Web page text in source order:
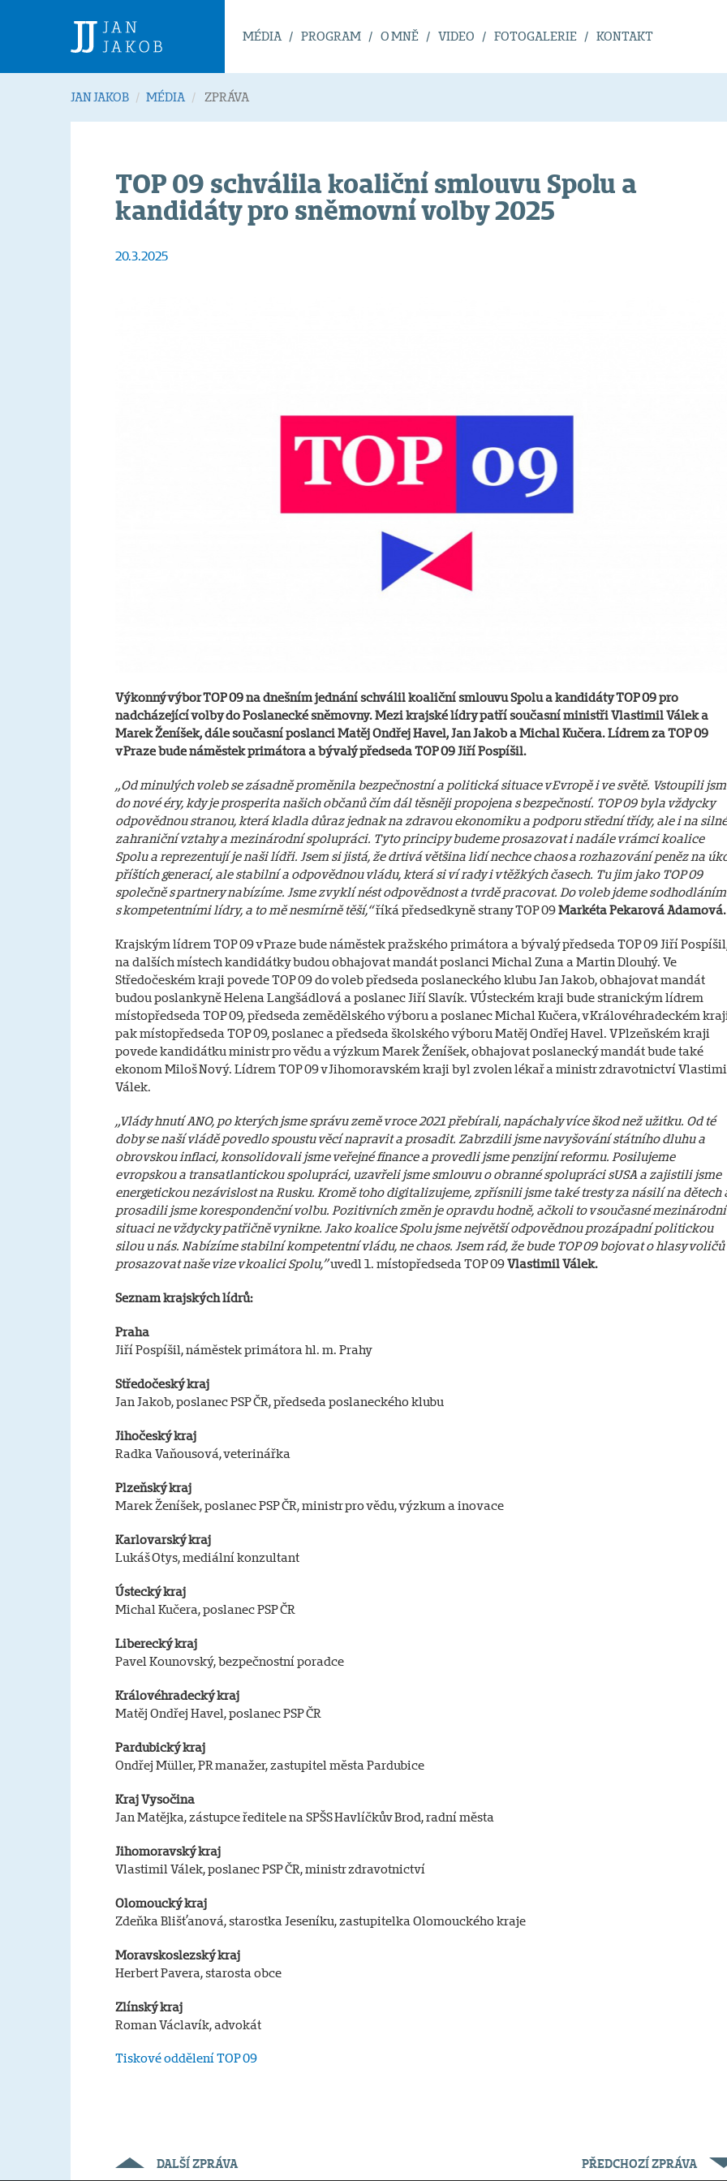
MÉDIA PROGRAM O MNĚ VIDEO FOTOGALERIE KONTAKT
JAN JAKOB MÉDIA ZPRÁVA
TOP 09 schválila koaliční smlouvu Spolu a
kandidáty pro sněmovní volby 2025
20.3.2025
Výkonný výbor TOP 09 na dnešním jednání schválil koaliční smlouvu Spolu a kandidáty TOP 09 pro
nadcházející volby do Poslanecké sněmovny. Mezi krajské lídry patří současní ministři Vlastimil Válek a
Marek Ženíšek, dále současní poslanci Matěj Ondřej Havel, Jan Jakob a Michal Kučera. Lídrem za TOP 09
v Praze bude náměstek primátora a bývalý předseda TOP 09 Jiří Pospíšil.
„Od minulých voleb se zásadně proměnila bezpečnostní a politická situace v Evropě i ve světě. Vstoupili
do nové éry, kdy je prosperita našich občanů čím dál těsněji propojena s bezpečností. TOP 09 byla vždycky
odpovědnou stranou, která kladla důraz jednak na zdravou ekonomiku a podporu střední třídy, ale i na silné
zahraniční vztahy a mezinárodní spolupráci. Tyto principy budeme prosazovat i nadále v rámci koalice
Spolu a reprezentují je naši lídři. Jsem si jistá, že drtivá většina lidí nechce chaos a rozhazování peněz na
příštích generací, ale stabilní a odpovědnou vládu, která si ví rady i v těžkých časech. Tu jim jako TOP 09
společně s partnery nabízíme. Jsme zvyklí nést odpovědnost a tvrdě pracovat. Do voleb jdeme s
s kompetentními lídry, a to mě nesmírně těší,“říká předsedkyně strany TOP 09Markéta Pekarová
Krajským lídrem TOP 09 v Praze bude náměstek pražského primátora a bývalý předseda TOP 09 Jiří
na dalších místech kandidátky budou obhajovat mandát poslanci Michal Zuna a Martin Dlouhý. Ve
Středočeském kraji povede TOP 09 do voleb předseda poslaneckého klubu Jan Jakob, obhajovat mandát
budou poslankyně Helena Langšádlová a poslanec Jiří Slavík. V Ústeckém kraji bude stranickým lídrem
místopředseda TOP 09, předseda zemědělského výboru a poslanec Michal Kučera, v Královéhradeckém
pak místopředseda TOP 09, poslanec a předseda školského výboru Matěj Ondřej Havel. V Plzeňském kraji
povede kandidátku ministr pro vědu a výzkum Marek Ženíšek, obhajovat poslanecký mandát bude také
ekonom Miloš Nový. Lídrem TOP 09 v Jihomoravském kraji byl zvolen lékař a ministr zdravotnictví
Válek.
„Vlády hnutí ANO, po kterých jsme správu země v roce 2021 přebírali, napáchaly více škod než užitku. Od té
doby se naší vládě povedlo spoustu věcí napravit a prosadit. Zabrzdili jsme navyšování státního dluhu a
obrovskou inflaci, konsolidovali jsme veřejné finance a provedli jsme penzijní reformu. Posilujeme
evropskou a transatlantickou spolupráci, uzavřeli jsme smlouvu o obranné spolupráci s USA a zajistili jsme
energetickou nezávislost na Rusku. Kromě toho digitalizujeme, zpřísnili jsme také tresty za násilí na dětech
prosadili jsme korespondenční volbu. Pozitivních změn je opravdu hodně, ačkoli to v současné mezinárodní
situaci ne vždycky patřičně vynikne. Jako koalice Spolu jsme největší odpovědnou prozápadní politickou
silou u nás. Nabízíme stabilní kompetentní vládu, ne chaos. Jsem rád, že bude TOP 09 bojovat o hlasy voličů
prosazovat naše vize v koalici Spolu,”uvedl 1. místopředseda TOP 09Vlastimil Válek.
Seznam krajských lídrů:
Praha
Jiří Pospíšil, náměstek primátora hl. m. Prahy
Středočeský kraj
Jan Jakob, poslanec PSP ČR, předseda poslaneckého klubu
Jihočeský kraj
Radka Vaňousová, veterinářka
Plzeňský kraj
Marek Ženíšek, poslanec PSP ČR, ministr pro vědu, výzkum a inovace
Karlovarský kraj
Lukáš Otys, mediální konzultant
Ústecký kraj
Michal Kučera, poslanec PSP ČR
Liberecký kraj
Pavel Kounovský, bezpečnostní poradce
Královéhradecký kraj
Matěj Ondřej Havel, poslanec PSP ČR
Pardubický kraj
Ondřej Müller, PR manažer, zastupitel města Pardubice
Kraj Vysočina
Jan Matějka, zástupce ředitele na SPŠS Havlíčkův Brod, radní města
Jihomoravský kraj
Vlastimil Válek, poslanec PSP ČR, ministr zdravotnictví
Olomoucký kraj
Zdeňka Blišťanová, starostka Jeseníku, zastupitelka Olomouckého kraje
Moravskoslezský kraj
Herbert Pavera, starosta obce
Zlínský kraj
Roman Václavík, advokát
Tiskové oddělení TOP 09
DALŠÍ ZPRÁVA PŘEDCHOZÍ ZPRÁVA